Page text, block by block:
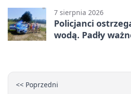
7 sierpnia 2026
Policjanci
wodą. Padły
<< Poprzedni